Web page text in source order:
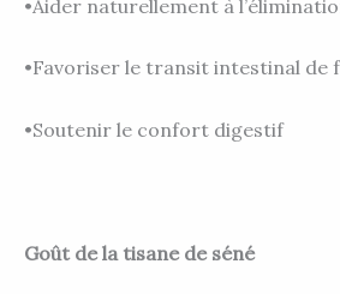
•Aider naturellement à
•Favoriser le transit intestinal de
•Soutenir le confort digestif
Goût de la tisane de séné